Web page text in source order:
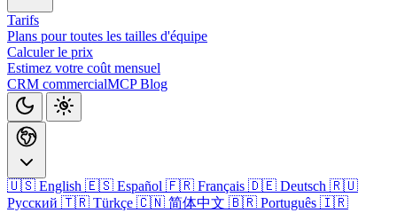
Tarifs
Plans pour toutes les tailles d'équipe
Calculer le prix
Estimez votre coût mensuel
CRM commercialMCPBlog
🇺🇸 English 🇪🇸 Español 🇫🇷 Français 🇩🇪 Deutsch 🇷🇺
Русский 🇹🇷 Türkçe 🇨🇳 简体中文 🇧🇷 Português 🇮🇷